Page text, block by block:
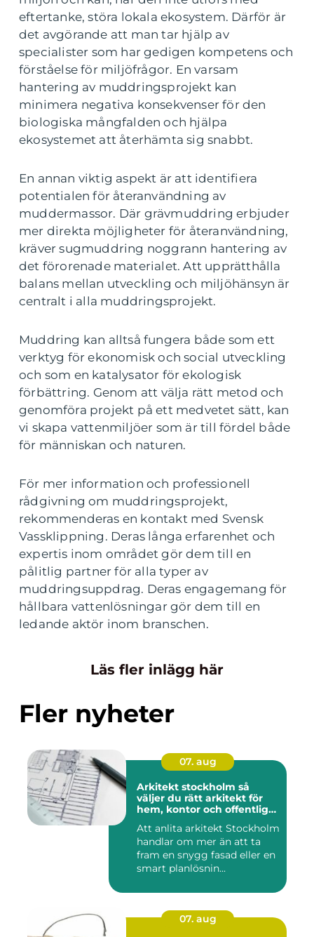
eftertanke, störa lokala ekosystem. Därför är
det avgörande att man tar hjälp av
specialister som har gedigen kompetens och
förståelse för miljöfrågor. En varsam
hantering av muddringsprojekt kan
minimera negativa konsekvenser för den
biologiska mångfalden och hjälpa
ekosystemet att återhämta sig snabbt.
En annan viktig aspekt är att identifiera
potentialen för återanvändning av
muddermassor. Där grävmuddring erbjuder
mer direkta möjligheter för återanvändning,
kräver sugmuddring noggrann hantering av
det förorenade materialet. Att upprätthålla
balans mellan utveckling och miljöhänsyn är
centralt i alla muddringsprojekt.
Muddring kan alltså fungera både som ett
verktyg för ekonomisk och social utveckling
och som en katalysator för ekologisk
förbättring. Genom att välja rätt metod och
genomföra projekt på ett medvetet sätt, kan
vi skapa vattenmiljöer som är till fördel både
för människan och naturen.
För mer information och professionell
rådgivning om muddringsprojekt,
rekommenderas en kontakt med Svensk
Vassklippning. Deras långa erfarenhet och
expertis inom området gör dem till en
pålitlig partner för alla typer av
muddringsuppdrag. Deras engagemang för
hållbara vattenlösningar gör dem till en
ledande aktör inom branschen.
Läs fler inlägg här
Fler nyheter
07. aug
Arkitekt stockholm så
väljer du rätt arkitekt för
hem, kontor och offentlig
Att anlita arkitekt Stockholm
handlar om mer än att ta
fram en snygg fasad eller en
smart planlösnin...
07. aug